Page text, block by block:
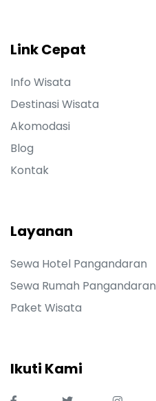
Link Cepat
Info Wisata
Destinasi Wisata
Akomodasi
Blog
Kontak
Layanan
Sewa Hotel Pangandaran
Sewa Rumah Pangandaran
Paket Wisata
Ikuti Kami